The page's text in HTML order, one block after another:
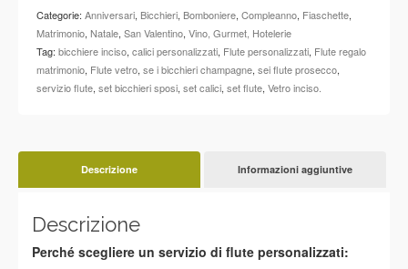
Categorie: Anniversari, Bicchieri, Bomboniere, Compleanno, Fiaschette,
Matrimonio, Natale, San Valentino, Vino, Gurmet, Hotelerie
Tag: bicchiere inciso, calici personalizzati, Flute personalizzati, Flute regalo
matrimonio, Flute vetro, se i bicchieri champagne, sei flute prosecco,
servizio flute, set bicchieri sposi, set calici, set flute, Vetro inciso.
Descrizione Informazioni aggiuntive
Descrizione
Perché scegliere un servizio di flute personalizzati: